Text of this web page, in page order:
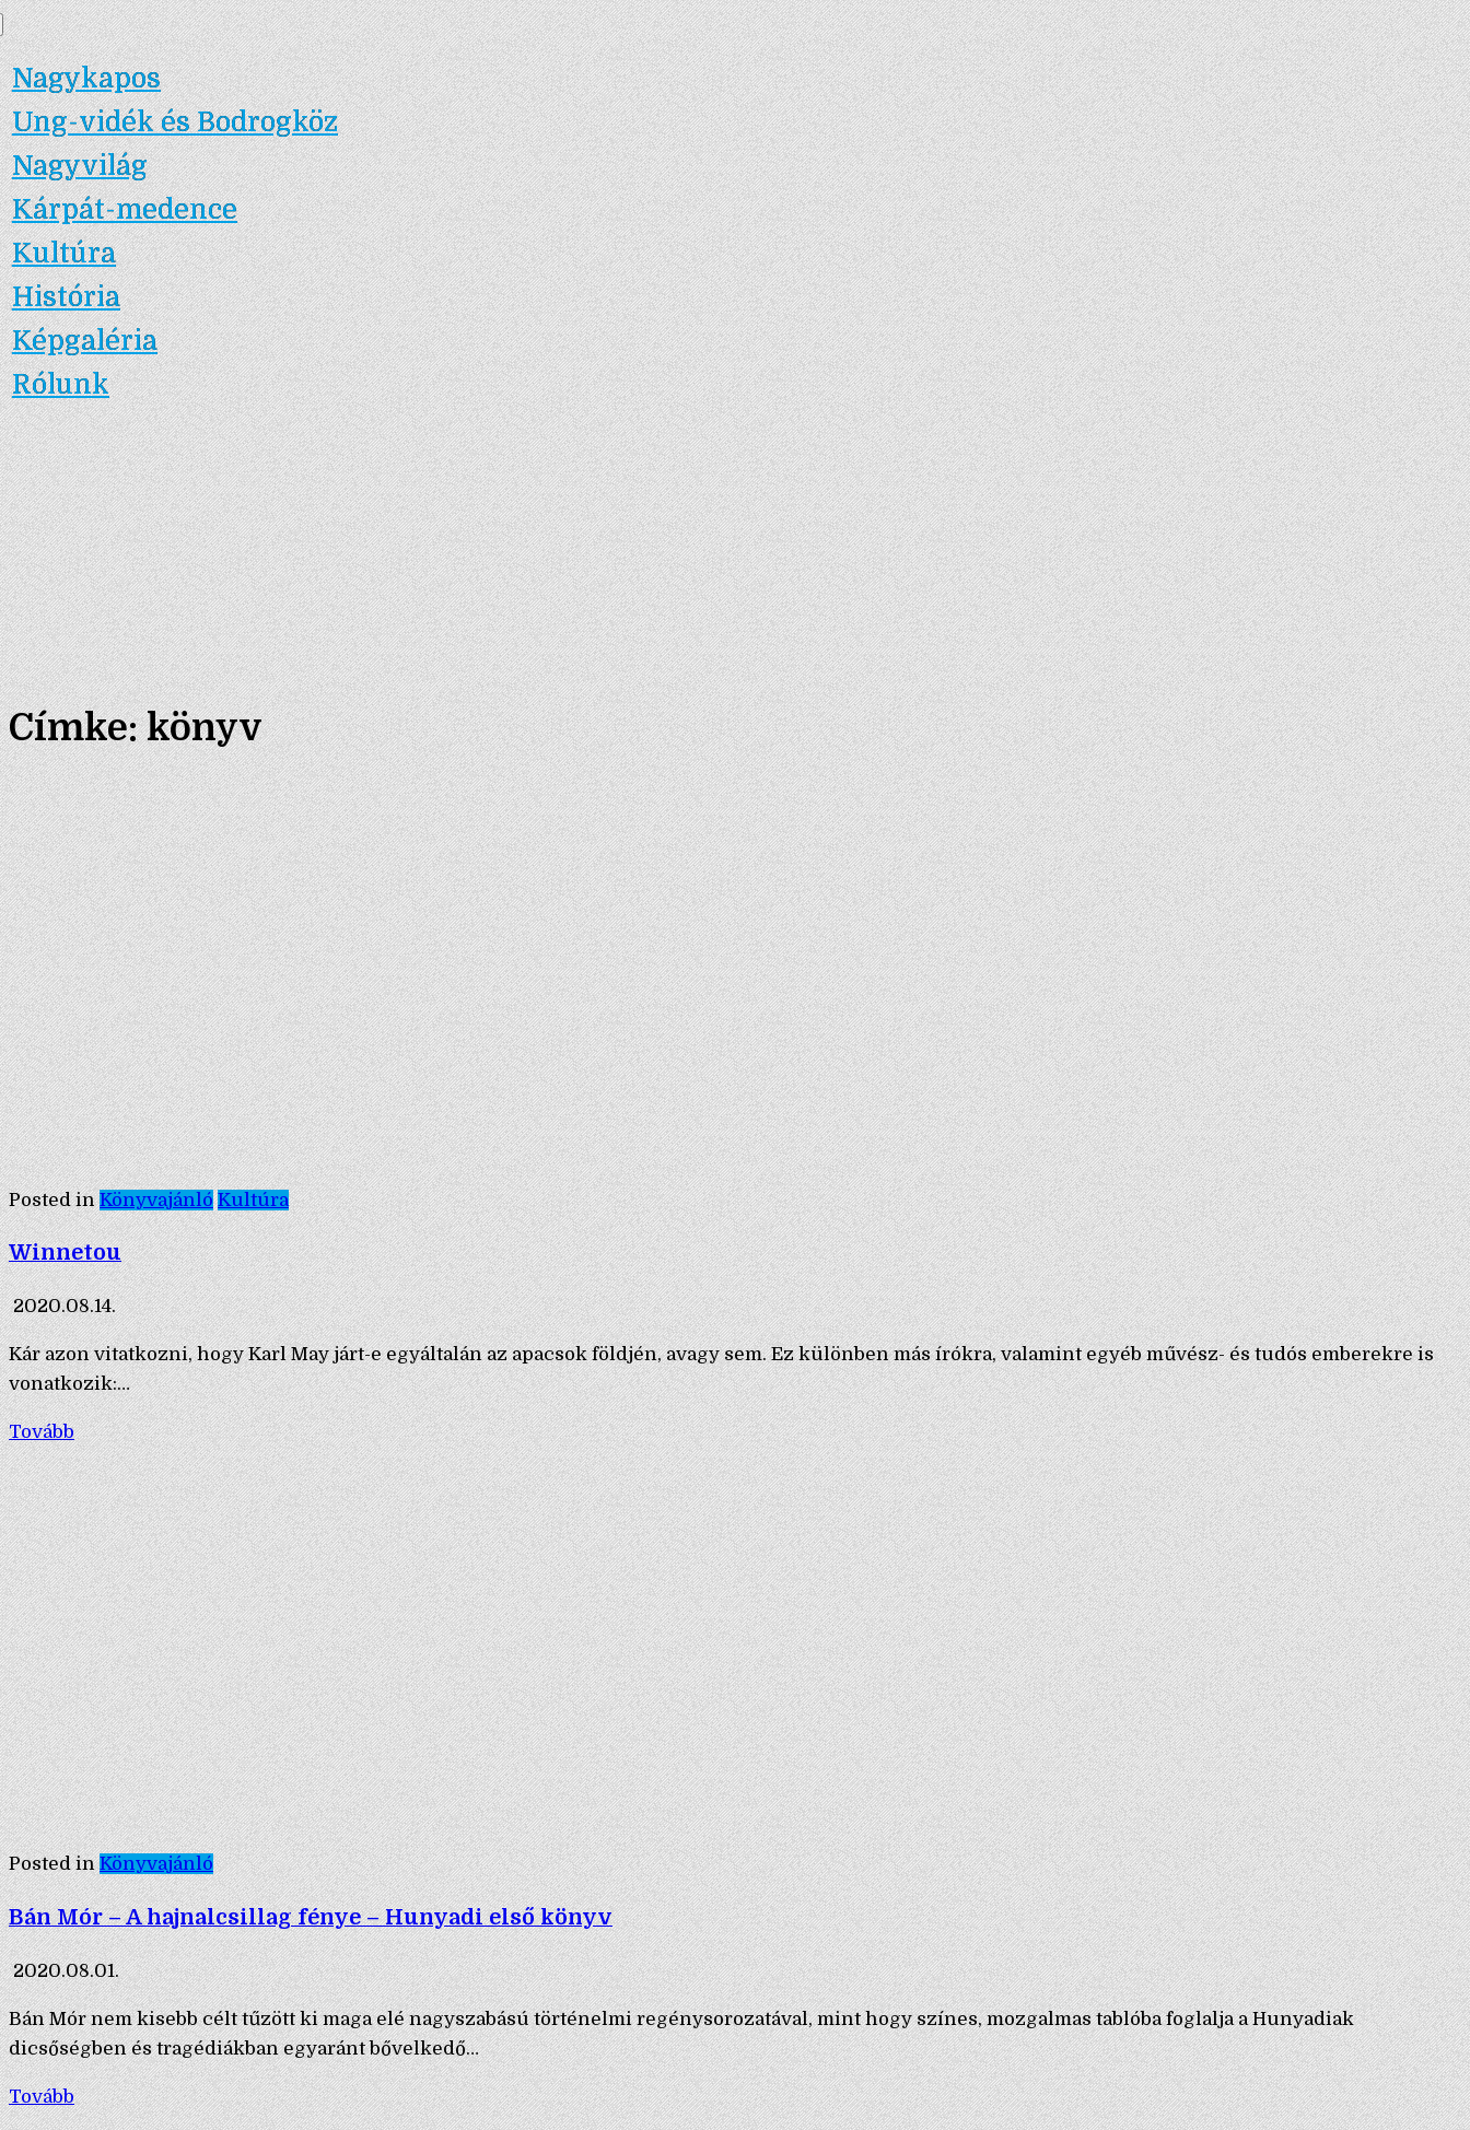
Skip
to
content
Nagykapos.ma
Nagykapos
Ung-vidék és Bodrogköz
Nagyvilág
Kárpát-medence
Kultúra
História
Képgaléria
Rólunk
Címke:könyv
Posted inKönyvajánló Kultúra
Winnetou
2020.08.14.
Kár azon vitatkozni, hogy Karl May járt-e egyáltalán az apacsok földjén, avagy sem. Ez különben más írókra, valamint egyéb művész- és tudós emberekre is
vonatkozik:…
Tovább
Posted inKönyvajánló
Bán Mór – A hajnalcsillag fénye – Hunyadi első könyv
2020.08.01.
Bán Mór nem kisebb célt tűzött ki maga elé nagyszabású történelmi regénysorozatával, mint hogy színes, mozgalmas tablóba foglalja a Hunyadiak
dicsőségben és tragédiákban egyaránt bővelkedő…
Tovább